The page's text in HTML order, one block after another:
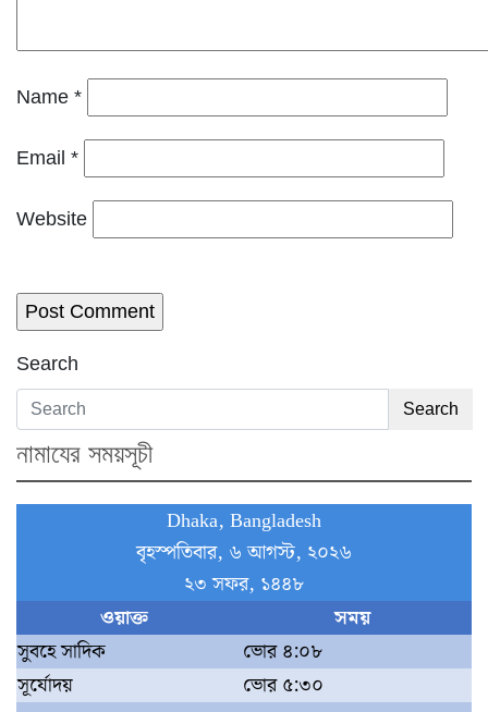
Name *
Email *
Website
Search
Search
নামাযের সময়সূচী
Dhaka, Bangladesh
বৃহস্পতিবার, ৬ আগস্ট, ২০২৬
২৩ সফর, ১৪৪৮
ওয়াক্ত
সময়
সুবহে সাদিক
ভোর ৪:০৮
সূর্যোদয়
ভোর ৫:৩০